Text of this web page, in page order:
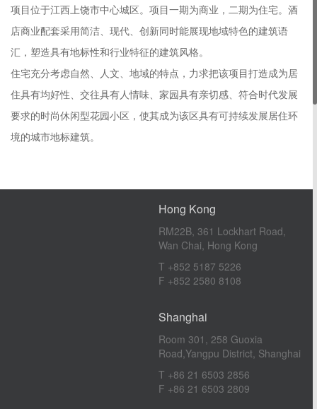
项目位于江西上饶市中心城区。项目一期为商业，二期为住宅。酒
店商业配套采用简洁、现代、创新同时能展现地域特色的建筑语
汇，塑造具有地标性和行业特征的建筑风格。
住宅充分考虑自然、人文、地域的特点，力求把该项目打造成为居
住具有均好性、交往具有人情味、家园具有亲切感、符合时代发展
要求的时尚休闲型花园小区，使其成为该区具有可持续发展居住环
境的城市地标建筑。
London
Hong Kong
RM22B, 361 Lockhart Road,
Wan Chai, Hong Kong
T +852 5187 5226
F +852 2580 8108
Shanghai
Room 301, 258 Guoxia
Road,Yangpu District, Shanghai
T +86 21 6503 2856
F +86 21 6503 2809